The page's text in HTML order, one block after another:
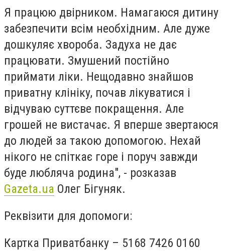
Я працюю двірником. Намагаюся дитину
забезпечити всім необхідним. Але дуже
дошкуляє хвороба. Задуха не дає
працювати. Змушений постійно
приймати ліки. Нещодавно знайшов
приватну клініку, почав лікуватися і
відчуваю суттєве покращення. Але
грошей не вистачає. Я вперше звертаюся
до людей за такою допомогою. Нехай
нікого не спіткає горе і поруч завжди
буде любляча родина", - розказав
Gazeta.ua Олег Бігуняк.
Реквізити для допомоги:
Картка Приватбанку – 5168 7426 0160